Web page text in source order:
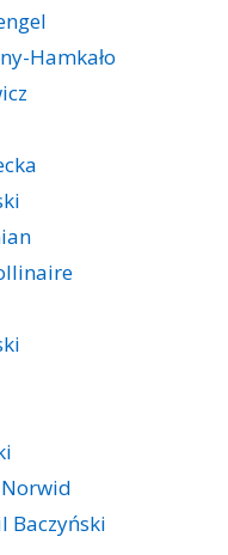
Hamkało
Baczyński